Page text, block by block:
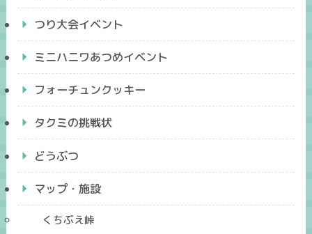
つり大会イベント
ミニハニワあつめイベント
フォーチュンクッキー
タクミの挑戦状
どうぶつ
マップ・施設
くちぶえ峠